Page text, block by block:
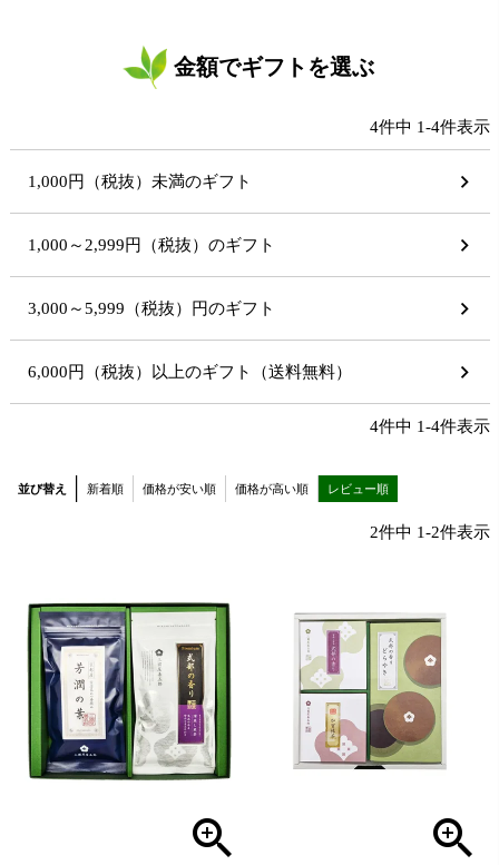
金額でギフトを選ぶ
4件中 1-4件表示
1,000円（税抜）未満のギフト
1,000～2,999円（税抜）のギフト
3,000～5,999（税抜）円のギフト
6,000円（税抜）以上のギフト（送料無料）
4件中 1-4件表示
並び替え 新着順 価格が安い順 価格が高い順 レビュー順
2件中 1-2件表示